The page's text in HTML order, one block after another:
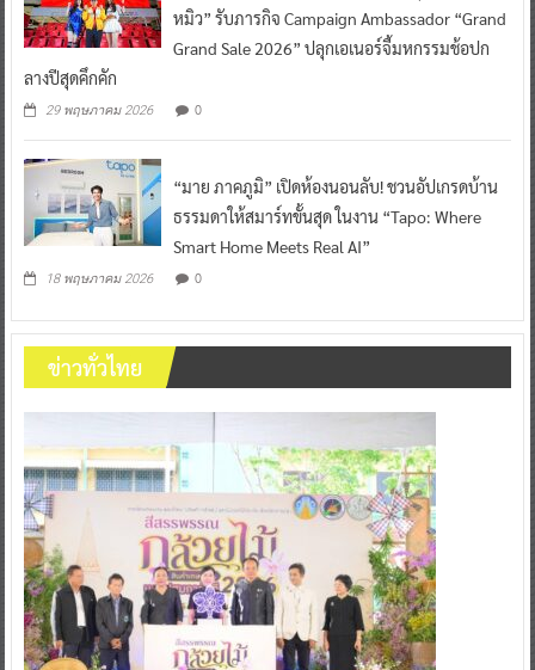
หมิว” รับภารกิจ Campaign Ambassador “Grand
Grand Sale 2026” ปลุกเอเนอร์จี้มหกรรมช้อปก
ลางปีสุดคึกคัก
29 พฤษภาคม 2026 0
“มาย ภาคภูมิ” เปิดห้องนอนลับ! ชวนอัปเกรดบ้าน
ธรรมดาให้สมาร์ทขั้นสุด ในงาน “Tapo: Where
Smart Home Meets Real AI”
18 พฤษภาคม 2026 0
ข่าวทั่วไทย